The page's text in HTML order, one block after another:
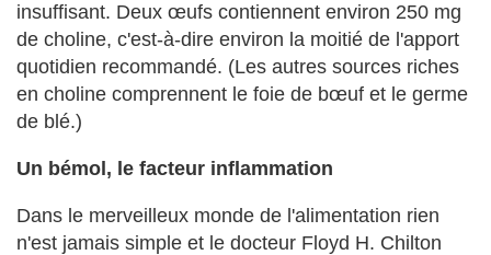
insuffisant. Deux œufs contiennent environ 250 mg
de choline, c'est-à-dire environ la moitié de l'apport
quotidien recommandé. (Les autres sources riches
en choline comprennent le foie de bœuf et le germe
de blé.)
Un bémol, le facteur inflammation
Dans le merveilleux monde de l'alimentation rien
n'est jamais simple et le docteur Floyd H. Chilton